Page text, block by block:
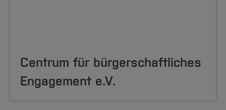
Centrum für bürgerschaftliches
Engagement e.V.